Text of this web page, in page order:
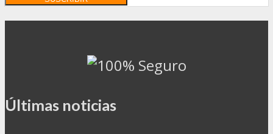
Últimas noticias